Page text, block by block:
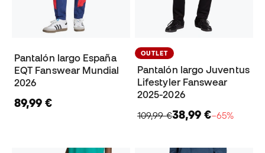
Pantalón largo España
EQT Fanswear Mundial
2026
89,99 €
OUTLET
Pantalón largo Juventus
Lifestyler Fanswear
2025-2026
109,99 €38,99 €−65%